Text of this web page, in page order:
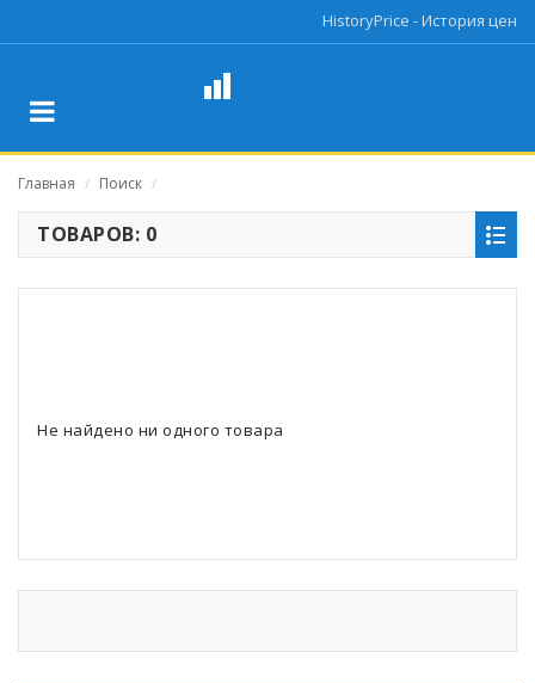
HistoryPrice - История цен
Главная / Поиск /
ТОВАРОВ: 0
Не найдено ни одного товара